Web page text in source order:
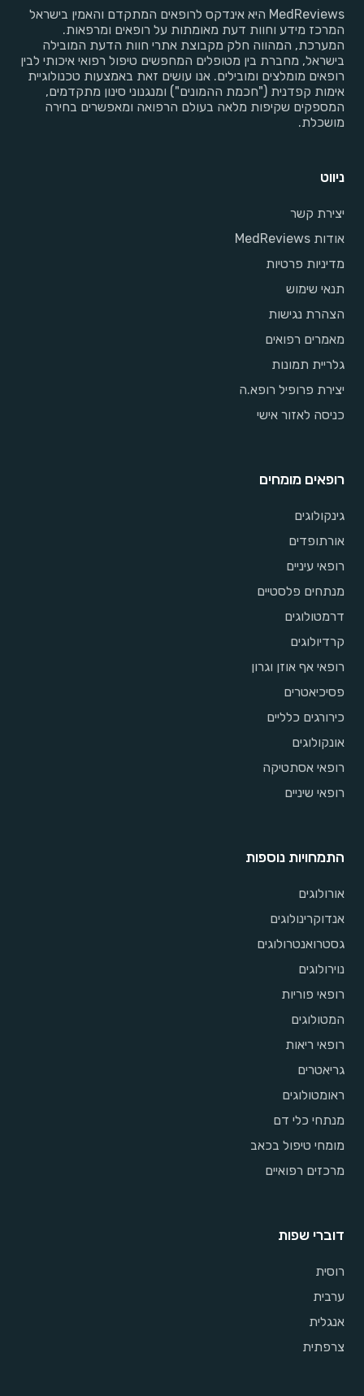
MedReviews היא אינדקס לרופאים המתקדם והאמין בישראל
המרכז מידע וחוות דעת מאומתות על רופאים ומרפאות.
המערכת, המהווה חלק מקבוצת אתרי חוות הדעת המובילה
בישראל, מחברת בין מטופלים המחפשים טיפול רפואי איכותי לבין
רופאים מומלצים ומובילים. אנו עושים זאת באמצעות טכנולוגיית
אימות קפדנית ("חכמת ההמונים") ומנגנוני סינון מתקדמים,
המספקים שקיפות מלאה בעולם הרפואה ומאפשרים בחירה
מושכלת.
ניווט
יצירת קשר
אודות MedReviews
מדיניות פרטיות
תנאי שימוש
הצהרת נגישות
מאמרים רפואים
גלריית תמונות
יצירת פרופיל רופא.ה
כניסה לאזור אישי
רופאים מומחים
גינקולוגים
אורתופדים
רופאי עיניים
מנתחים פלסטיים
דרמטולוגים
קרדיולוגים
רופאי אף אוזן וגרון
פסיכיאטרים
כירורגים כלליים
אונקולוגים
רופאי אסתטיקה
רופאי שיניים
התמחויות נוספות
אורולוגים
אנדוקרינולוגים
גסטרואנטרולוגים
נוירולוגים
רופאי פוריות
המטולוגים
רופאי ריאות
גריאטרים
ראומטולוגים
מנתחי כלי דם
מומחי טיפול בכאב
מרכזים רפואיים
דוברי שפות
רוסית
ערבית
אנגלית
צרפתית